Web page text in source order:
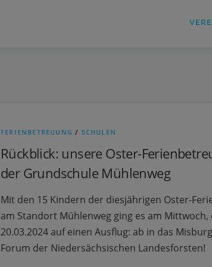
FERIENBETREUUNG / SCHULEN
Rückblick: unsere Oster-
der Grundschule Mühlenweg
Mit den 15 Kindern der diesjährigen Oster-
am Standort Mühlenweg ging es am Mittwoch,
20.03.2024 auf einen Ausflug: ab in das
Forum der Niedersächsischen Landesforsten!